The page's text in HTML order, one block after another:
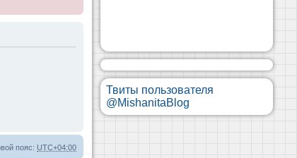
пояс: UTC+04:00
Твиты пользователя
@MishanitaBlog